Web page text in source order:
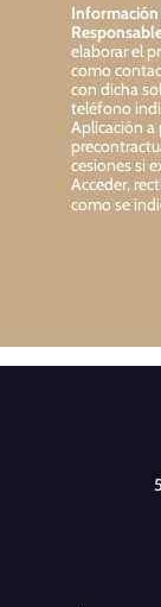
Información
elaborar el
como
con dicha
teléfono
Aplicación a
cesiones si
Acceder,
como se